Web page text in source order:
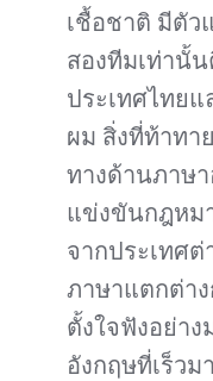
เชื้อชาติ มีตัว
สองทีมเท่านั้
ประเทศไทย
ผม สิ่งที่ท้าทา
ทางด้านภาษา
แข่งขันกฎหม
จากประเทศต่
ภาษาแตกต่า
ตั้งใจฟังอย่า
อังกฤษที่เร็ว